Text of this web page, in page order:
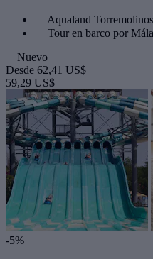
Aqualand
Tour en barco por
Nuevo
Desde 62,41 US$
59,29 US$
-5%